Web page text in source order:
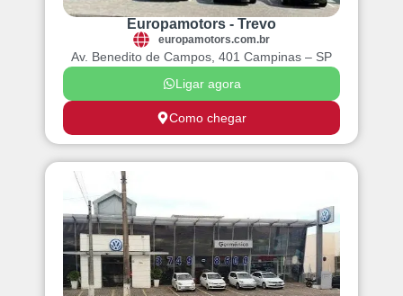
Europamotors - Trevo
europamotors.com.br
Como chegar
Ligar agora
Av. Benedito de Campos, 401 Campinas – SP